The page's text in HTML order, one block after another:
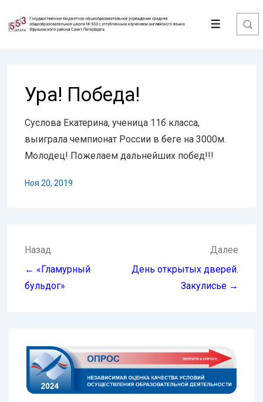
Перейти
Меню
Ура! Победа!
Суслова Екатерина, ученица 11б класса,
выиграла чемпионат России в беге на 3000м.
Молодец! Пожелаем дальнейших побед!!!
Ноя 20, 2019
Навигация
по
записям
Назад
← «Гламурный
бульдог»
Далее
День открытых дверей.
Закулисье →